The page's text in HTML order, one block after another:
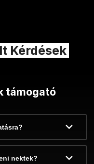
Kérdések
támogató
nektek?